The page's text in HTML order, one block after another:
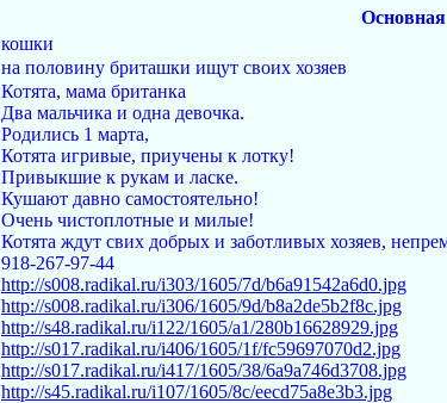
кошки
на половину бриташки ищут своих хозяев
Котята, мама британка
Два мальчика и одна девочка.
Родились 1 марта,
Котята игривые, приучены к лотку!
Привыкшие к рукам и ласке.
Кушают давно самостоятельно!
Очень чистоплотные и милые!
Котята ждут свих добрых и заботливых хозяев,
918-267-97-44
http://s008.radikal.ru/i303/1605/7d/b6a91542a6d0.jpg
http://s008.radikal.ru/i306/1605/9d/b8a2de5b2f8c.jpg
http://s48.radikal.ru/i122/1605/a1/280b16628929.jpg
http://s017.radikal.ru/i406/1605/1f/fc59697070d2.jpg
http://s017.radikal.ru/i417/1605/38/6a9a746d3708.jpg
http://s45.radikal.ru/i107/1605/8c/eecd75a8e3b3.jpg